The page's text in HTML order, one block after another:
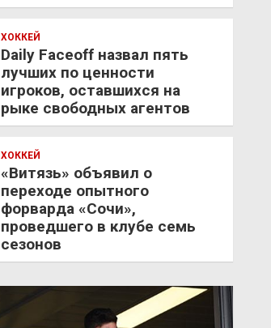
ХОККЕЙ
Daily Faceoff назвал пять
лучших по ценности
игроков, оставшихся на
рыке свободных агентов
ХОККЕЙ
«Витязь» объявил о
переходе опытного
форварда «Сочи»,
проведшего в клубе семь
сезонов